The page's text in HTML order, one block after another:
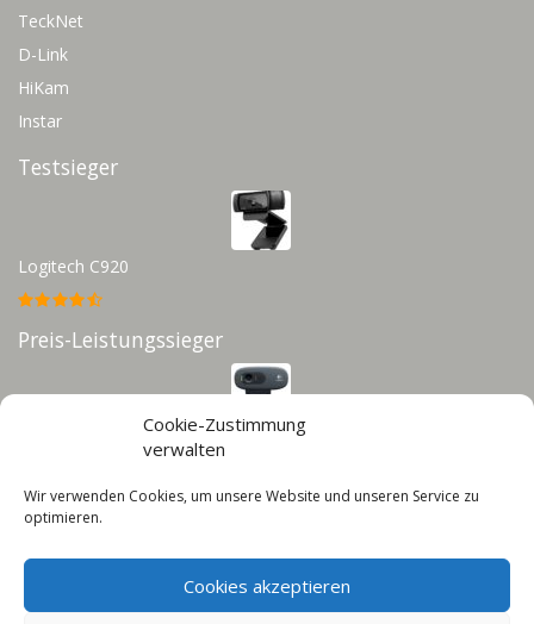
Cookie-Zustimmung
verwalten
Wir verwenden Cookies, um unsere Website und unseren Service zu
optimieren.
Cookies akzeptieren
TeckNet
D-Link
HiKam
Instar
Testsieger
Logitech C920
Preis-Leistungssieger
Infos
Cookie-Richtlinie (EU)